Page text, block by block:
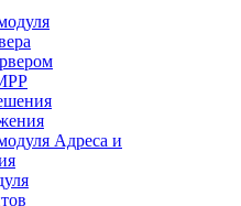
Адреса и